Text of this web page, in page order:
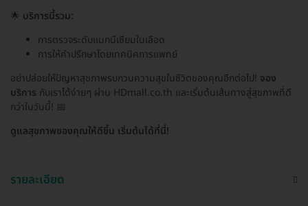
🌟 บริการนี้รวม:
การตรวจระดับแมกนีเซียมในเลือด
การให้คำปรึกษาโดยเทคนิคการแพทย์
อย่าปล่อยให้ปัญหาสุขภาพรบกวนความสุขในชีวิตของคุณอีกต่อไป! จอง
บริการ กับเราได้ง่ายๆ ผ่าน HDmall.co.th และเริ่มต้นเส้นทางสู่สุขภาพที่ดี
กว่าในวันนี้! 📅
ดูแลสุขภาพของคุณให้ดีขึ้น เริ่มต้นได้ที่นี่!
รายละเอียด